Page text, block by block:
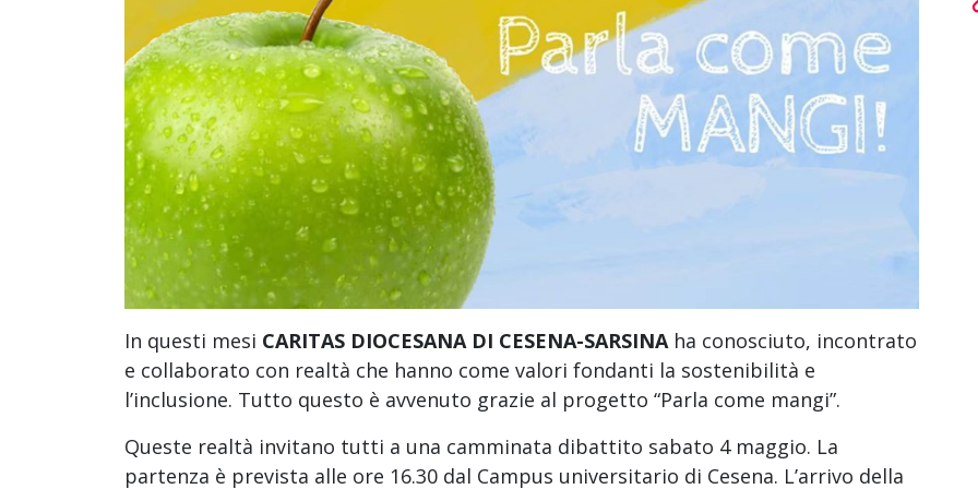
In questi mesi CARITAS DIOCESANA DI CESENA-SARSINA ha conosciuto, incontrato
e collaborato con realtà che hanno come valori fondanti la sostenibilità e
l’inclusione. Tutto questo è avvenuto grazie al progetto “Parla come mangi”.
Queste realtà invitano tutti a una camminata dibattito sabato 4 maggio. La
partenza è prevista alle ore 16.30 dal Campus universitario di Cesena. L’arrivo della